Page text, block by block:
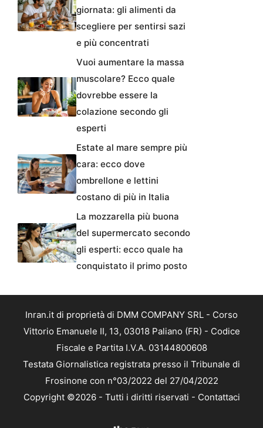
giornata: gli alimenti da
scegliere per sentirsi sazi
e più concentrati
Vuoi aumentare la massa
muscolare? Ecco quale
dovrebbe essere la
colazione secondo gli
esperti
Estate al mare sempre più
cara: ecco dove
ombrellone e lettini
costano di più in Italia
La mozzarella più buona
del supermercato secondo
gli esperti: ecco quale ha
conquistato il primo posto
Inran.it di proprietà di DMM COMPANY SRL - Corso
Vittorio Emanuele II, 13, 03018 Paliano (FR) - Codice
Fiscale e Partita I.V.A. 03144800608
Testata Giornalistica registrata presso il Tribunale di
Frosinone con n°03/2022 del 27/04/2022
Copyright ©2026 - Tutti i diritti riservati - Contattaci